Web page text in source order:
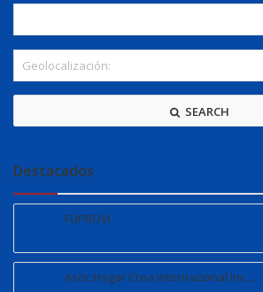
SEARCH
Destacados
FUPROVI
Asoc.Hogar Crea Internacional Inc....